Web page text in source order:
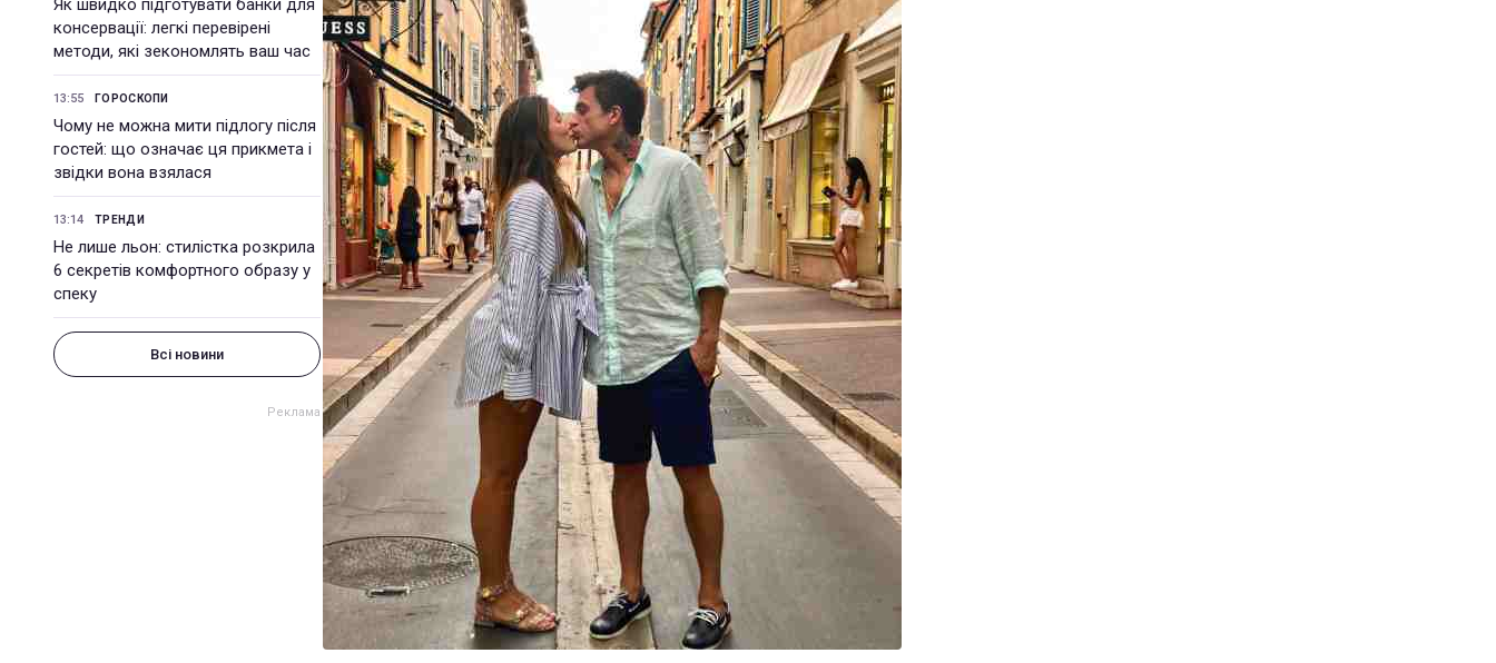
Як швидко підготувати банки для
консервації: легкі перевірені
методи, які зекономлять ваш час
13:55 ГОРОСКОПИ
Чому не можна мити підлогу після
гостей: що означає ця прикмета і
звідки вона взялася
13:14 ТРЕНДИ
Не лише льон: стилістка розкрила
6 секретів комфортного образу у
спеку
Всі новини